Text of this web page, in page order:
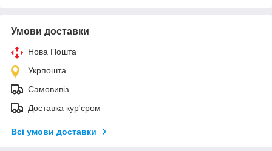
Умови доставки
Нова Пошта
Укрпошта
Самовивіз
Доставка кур'єром
Всі умови доставки